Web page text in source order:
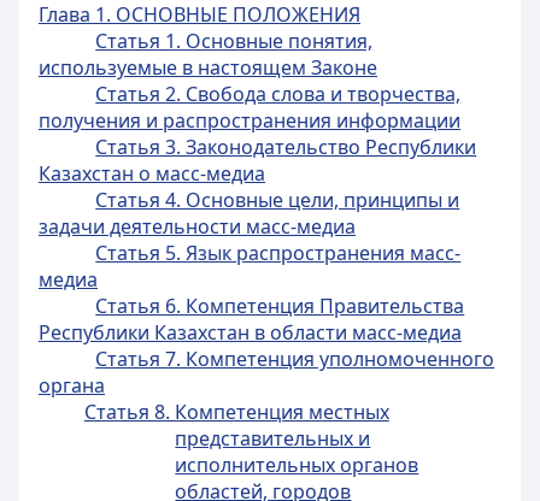
Глава 1. ОСНОВНЫЕ ПОЛОЖЕНИЯ
Статья 1. Основные понятия,
используемые в настоящем Законе
Статья 2. Свобода слова и творчества,
получения и распространения информации
Статья 3. Законодательство Республики
Казахстан о масс-медиа
Статья 4. Основные цели, принципы и
задачи деятельности масс-медиа
Статья 5. Язык распространения масс-
медиа
Статья 6. Компетенция Правительства
Республики Казахстан в области масс-медиа
Статья 7. Компетенция уполномоченного
органа
Статья 8. Компетенция местных
представительных и
исполнительных органов
областей, городов